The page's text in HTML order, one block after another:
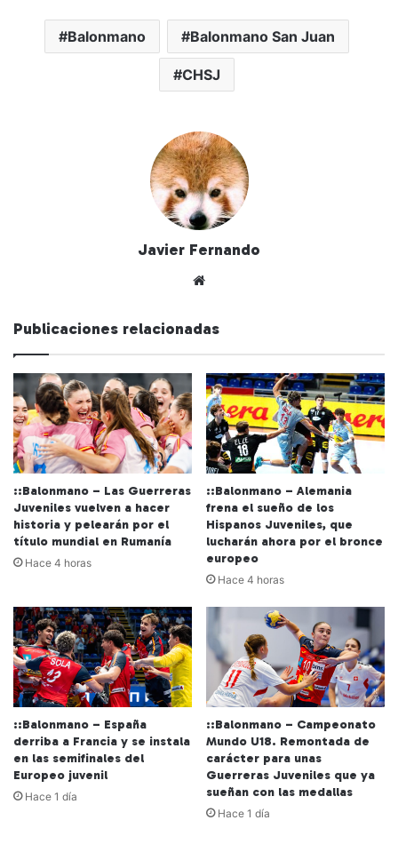
Balonmano Balonmano San Juan
CHSJ
Javier Fernando
we
Publicaciones relacionadas
::Balonmano – Las Guerreras
Juveniles vuelven a hacer
historia y pelearán por el
título mundial en Rumanía
Hace 4 horas
::Balonmano – Alemania
frena el sueño de los
Hispanos Juveniles, que
lucharán ahora por el bronce
europeo
Hace 4 horas
::Balonmano – España
derriba a Francia y se instala
en las semifinales del
Europeo juvenil
Hace 1 día
::Balonmano – Campeonato
Mundo U18. Remontada de
carácter para unas
Guerreras Juveniles que ya
sueñan con las medallas
Hace 1 día